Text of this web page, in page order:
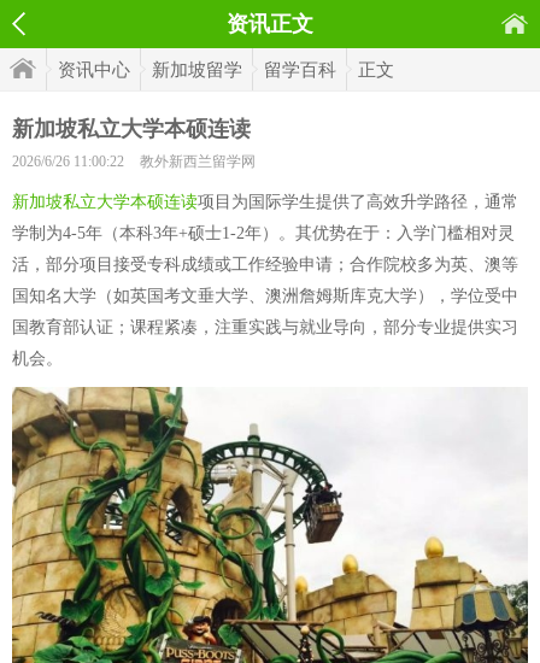
资讯正文
资讯中心 新加坡留学 留学百科 正文
新加坡私立大学本硕连读
2026/6/26 11:00:22 教外新西兰留学网
新加坡私立大学本硕连读项目为国际学生提供了高效升学路径，通常
学制为4-5年（本科3年+硕士1-2年）。其优势在于：入学门槛相对灵
活，部分项目接受专科成绩或工作经验申请；合作院校多为英、澳等
国知名大学（如英国考文垂大学、澳洲詹姆斯库克大学），学位受中
国教育部认证；课程紧凑，注重实践与就业导向，部分专业提供实习
机会。